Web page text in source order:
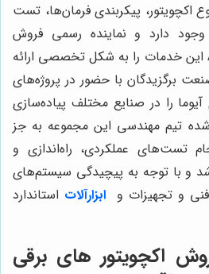
اکچویتور، پیکربندی فرمان‌ها، تست
دارد و نماینده رسمی فروش
اکچویتور های برقی AUMA این خدمات را به شکل تخصصی ارائه
برگزیدگان با حضور در پروژه‌های
آیوما را در صنایع مختلف پیاده‌سازی
تیم مهندسی این مجموعه به جز
تست‌های عملکردی، راه‌اندازی و
و با توجه به پیچیدگی سیستم‌های
و تجهیزات و ابزارآلات استاندارد
اکچویتور های برقی